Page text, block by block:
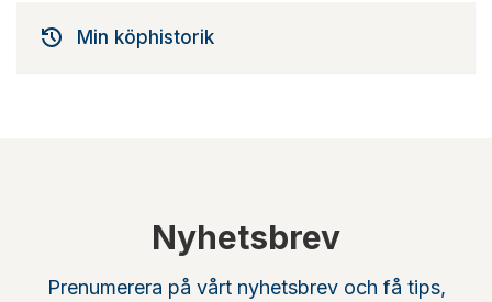
Min köphistorik
Nyhetsbrev
Prenumerera på vårt nyhetsbrev och få tips,